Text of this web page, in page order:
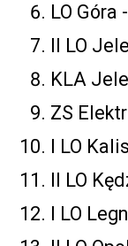
LO Góra
II LO
KLA
ZS
I LO
II LO
I LO